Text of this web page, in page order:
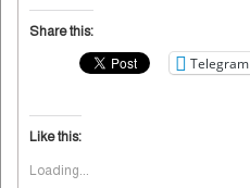
Share this:
Telegram
Like this:
Loading...